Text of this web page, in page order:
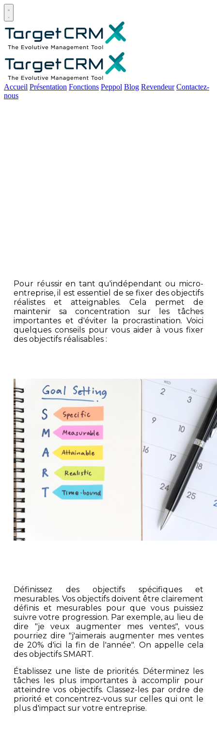
Open main menu
Accueil Présentation Fonctions Peppol Blog Revendeur Contactez-
nous
Pour réussir en tant qu'indépendant ou micro-
entreprise, il est essentiel de se fixer des objectifs
réalistes et atteignables. Cela permet de
maintenir sa concentration sur les tâches
importantes et d'éviter la procrastination. Voici
quelques conseils pour vous aider à vous fixer
des objectifs réalisables :
Définissez des objectifs spécifiques et
mesurables. Vos objectifs doivent être clairement
définis et mesurables pour que vous puissiez
suivre votre progression. Par exemple, au lieu de
dire "je veux augmenter mes ventes", vous
pourriez dire "j'aimerais augmenter mes ventes
de 20% d'ici la fin de l'année". On appelle cela
des objectifs SMART.
Établissez une liste de priorités. Déterminez les
tâches les plus importantes à accomplir pour
atteindre vos objectifs. Classez-les par ordre de
priorité et concentrez-vous sur celles qui ont le
plus d'impact sur votre entreprise.